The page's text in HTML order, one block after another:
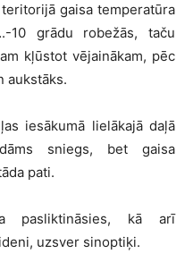
gaisa temperatūra
10 grādu robežās, taču
kļūstot vējainākam, pēc
aukstāks.
iesākumā lielākajā daļā
sniegs, bet gaisa
pati.
pasliktināsies, kā arī
uzsver sinoptiķi.